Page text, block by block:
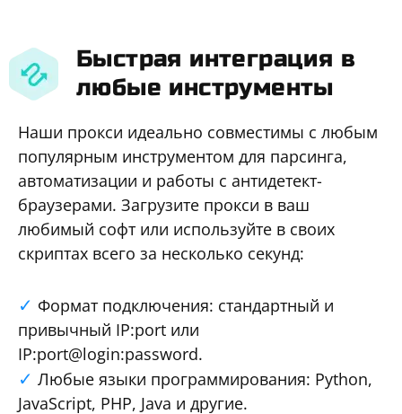
Быстрая интеграция в
любые инструменты
Наши прокси идеально совместимы с любым
популярным инструментом для парсинга,
автоматизации и работы с антидетект-
браузерами. Загрузите прокси в ваш
любимый софт или используйте в своих
скриптах всего за несколько секунд:
Формат подключения: стандартный и
привычный IP:port или
IP:port@login:password.
Любые языки программирования: Python,
JavaScript, PHP, Java и другие.